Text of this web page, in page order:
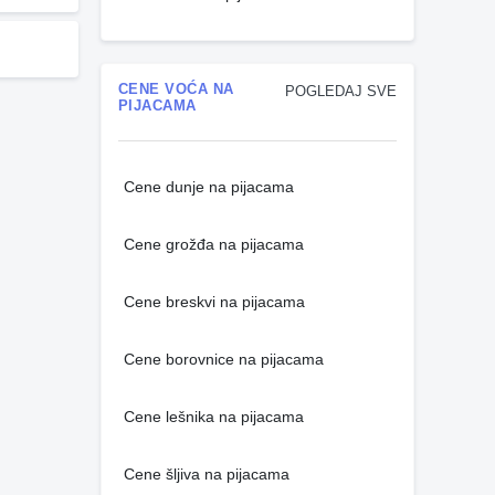
POGLEDAJ SVE
CENE VOĆA NA
PIJACAMA
Cene dunje na pijacama
Cene grožđa na pijacama
Cene breskvi na pijacama
Cene borovnice na pijacama
Cene lešnika na pijacama
Cene šljiva na pijacama